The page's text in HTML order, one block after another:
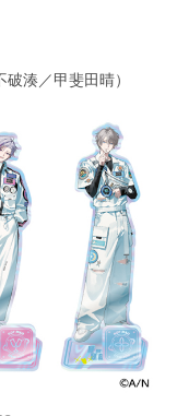
湊／甲斐田晴）